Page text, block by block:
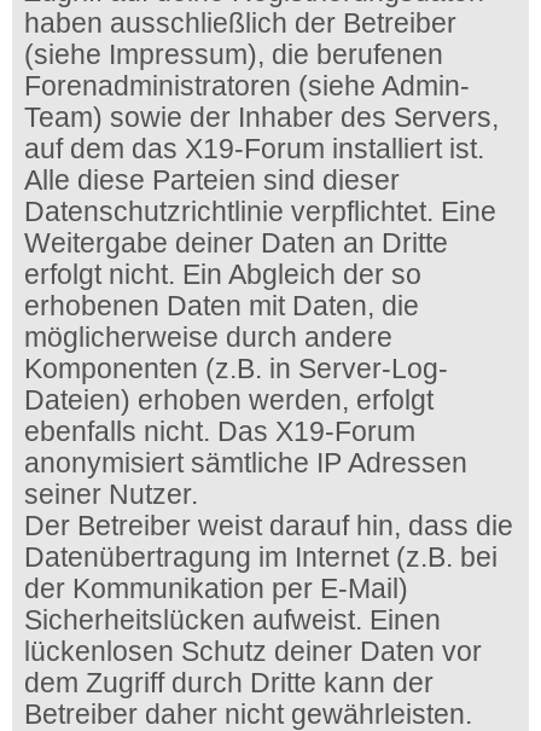
haben ausschließlich der Betreiber
(siehe Impressum), die berufenen
Forenadministratoren (siehe Admin-
Team) sowie der Inhaber des Servers,
auf dem das X19-Forum installiert ist.
Alle diese Parteien sind dieser
Datenschutzrichtlinie verpflichtet. Eine
Weitergabe deiner Daten an Dritte
erfolgt nicht. Ein Abgleich der so
erhobenen Daten mit Daten, die
möglicherweise durch andere
Komponenten (z.B. in Server-Log-
Dateien) erhoben werden, erfolgt
ebenfalls nicht. Das X19-Forum
anonymisiert sämtliche IP Adressen
seiner Nutzer.
Der Betreiber weist darauf hin, dass die
Datenübertragung im Internet (z.B. bei
der Kommunikation per E-Mail)
Sicherheitslücken aufweist. Einen
lückenlosen Schutz deiner Daten vor
dem Zugriff durch Dritte kann der
Betreiber daher nicht gewährleisten.